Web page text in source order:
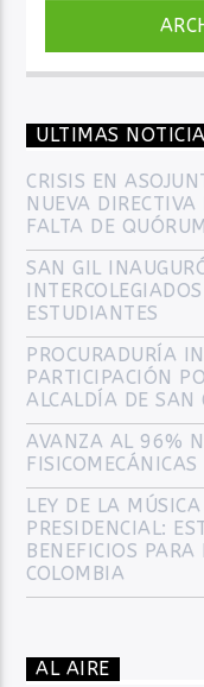
ULTIMAS
CRISIS EN
NUEVA
FALTA DE QUÓRUM
SAN GIL
ESTUDIANTES
PROCURADURÍA
PARTICIPACIÓN
ALCALDÍA DE SAN
AVANZA AL 96%
LEY DE LA
PRESIDENCIAL:
BENEFICIOS PARA
COLOMBIA
AL AIRE